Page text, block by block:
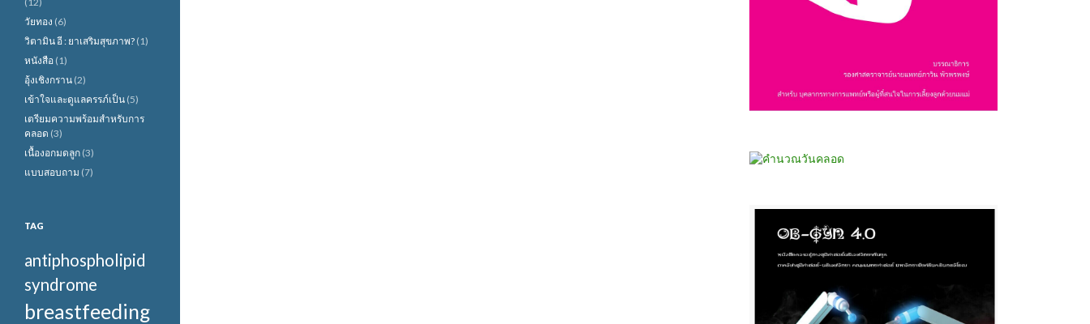
วัยทอง (6)
วิตามิน อี : ยาเสริมสุขภาพ? (1)
หนังสือ (1)
อุ้งเชิงกราน (2)
เข้าใจและดูแลครรภ์เป็น (5)
เตรียมความพร้อมสำหรับการ
คลอด (3)
เนื้องอกมดลูก (3)
แบบสอบถาม (7)
TAG
antiphospholipid
syndrome
breastfeeding